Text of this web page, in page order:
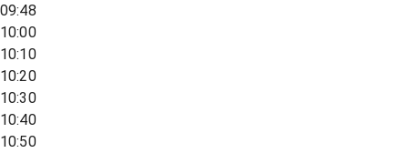
09:48
10:00
10:10
10:20
10:30
10:40
10:50